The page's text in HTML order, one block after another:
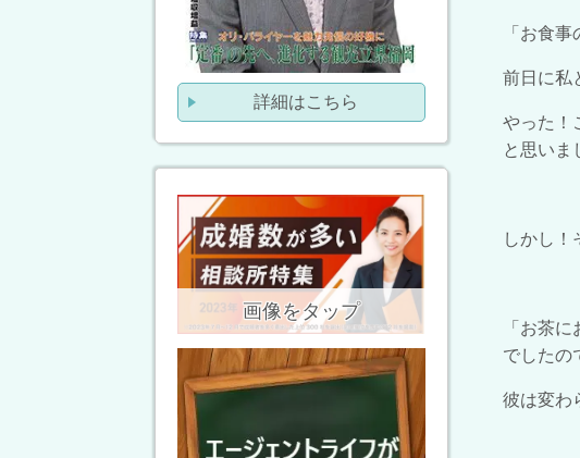
「お食
前日に私
やった！
と思いま
しかし！
「お茶
でしたの
彼は変わ
詳細はこちら
画像をタップ